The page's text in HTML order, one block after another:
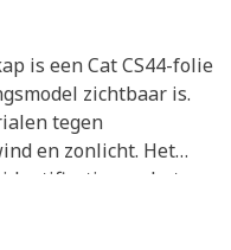
is een Cat CS44-folie
zichtbaar is.
tegen
en zonlicht. Het
van het